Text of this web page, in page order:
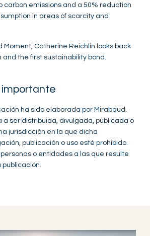
carbon emissions and a 50% reduction
in areas of scarcity and
Moment, Catherine Reichlin looks back
and the first sustainability bond.
ha sido elaborada por Mirabaud.
a ser distribuida, divulgada, publicada o
jurisdicción en la que dicha
publicación o uso esté prohibido.
o entidades a las que resulte